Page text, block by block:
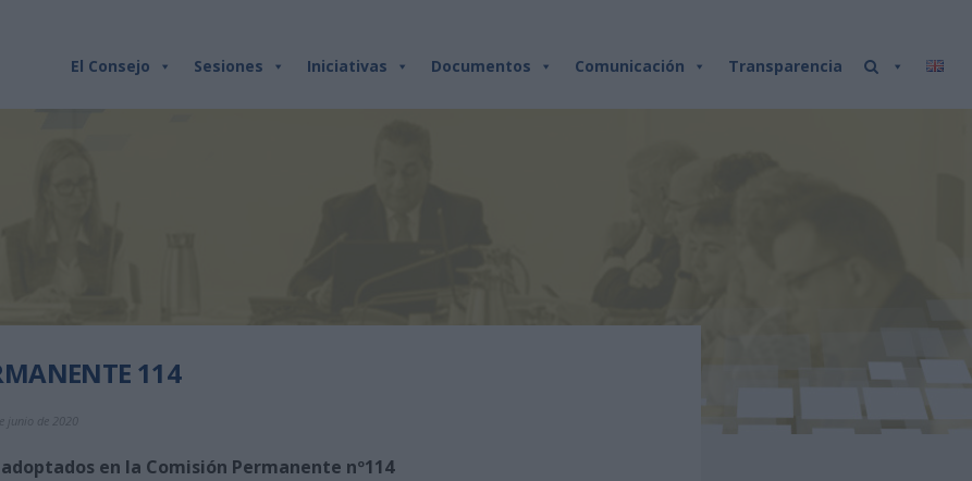
El Consejo Sesiones Iniciativas Documentos Comunicación Transparencia
114
junio de 2020
en la Comisión Permanente nº114